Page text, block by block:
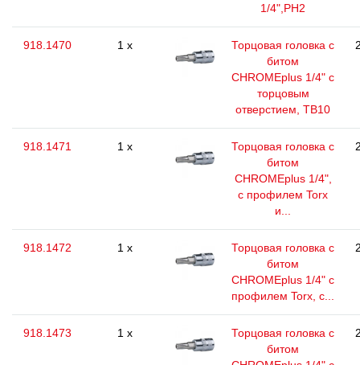
1/4",РН2
918.1470 1 x
Торцовая головка с
битом
CHROMEplus 1/4" с
торцовым
отверстием, TВ10
918.1471 1 x
Торцовая головка с
битом
CHROMEplus 1/4",
с профилем Torx
и...
918.1472 1 x
Торцовая головка с
битом
CHROMEplus 1/4" с
профилем Torx, с...
918.1473 1 x
Торцовая головка с
битом